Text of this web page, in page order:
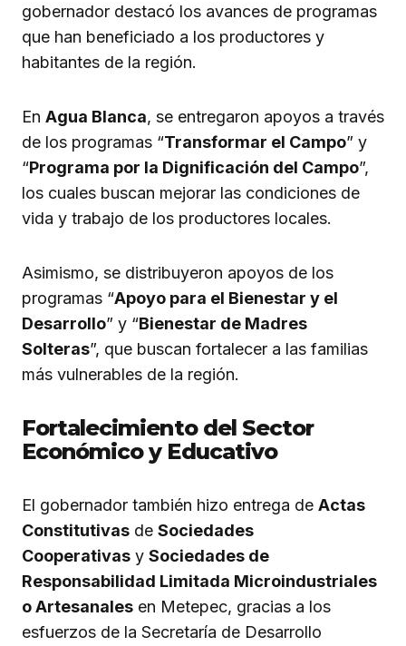
gobernador destacó los avances de programas
que han beneficiado a los productores y
habitantes de la región.
En Agua Blanca, se entregaron apoyos a través
de los programas “Transformar el Campo” y
“Programa por la Dignificación del Campo”,
los cuales buscan mejorar las condiciones de
vida y trabajo de los productores locales.
Asimismo, se distribuyeron apoyos de los
programas “Apoyo para el Bienestar y el
Desarrollo” y “Bienestar de Madres
Solteras”, que buscan fortalecer a las familias
más vulnerables de la región.
Fortalecimiento del Sector
Económico y Educativo
El gobernador también hizo entrega de Actas
Constitutivas de Sociedades
Cooperativas y Sociedades de
Responsabilidad Limitada Microindustriales
o Artesanales en Metepec, gracias a los
esfuerzos de la Secretaría de Desarrollo